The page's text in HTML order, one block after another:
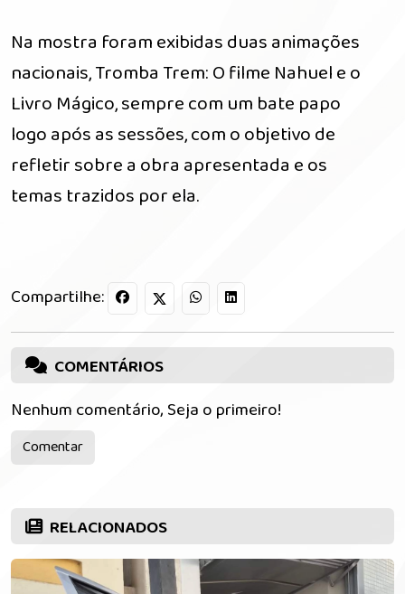
Na mostra foram exibidas duas animações
nacionais, Tromba Trem: O filme Nahuel e o
Livro Mágico, sempre com um bate papo
logo após as sessões, com o objetivo de
refletir sobre a obra apresentada e os
temas trazidos por ela.
Compartilhe:
COMENTÁRIOS
Nenhum comentário, Seja o primeiro!
Comentar
RELACIONADOS